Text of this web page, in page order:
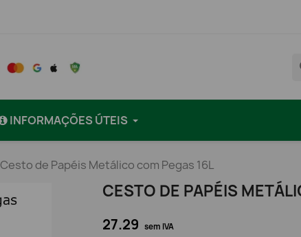
INFORMAÇÕES ÚTEIS
Cesto de Papéis Metálico com Pegas 16L
CESTO DE PAPÉIS
27.29 sem IVA